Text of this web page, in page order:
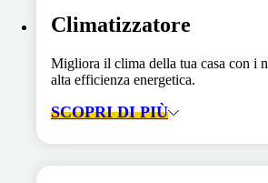
Climatizzatore
Migliora il clima della tua casa con i
alta efficienza energetica.
SCOPRI DI PIÙ